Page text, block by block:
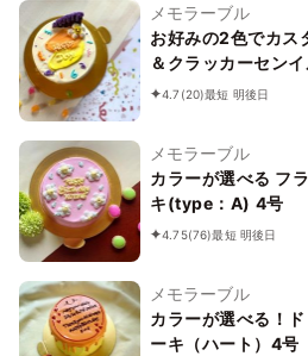
メモラーブル
お好みの2色でカス
＆クラッカーセン
4.7 (20)最短 明後日
メモラーブル
カラーが選べる フ
キ(type：A) 4号
4.75(76)最短 明後日
メモラーブル
カラーが選べる！
ーキ（ハート）4号